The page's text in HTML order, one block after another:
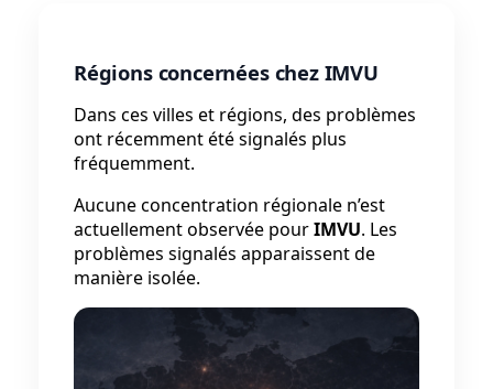
Régions concernées chez IMVU
Dans ces villes et régions, des problèmes
ont récemment été signalés plus
fréquemment.
Aucune concentration régionale n’est
actuellement observée pourIMVU. Les
problèmes signalés apparaissent de
manière isolée.